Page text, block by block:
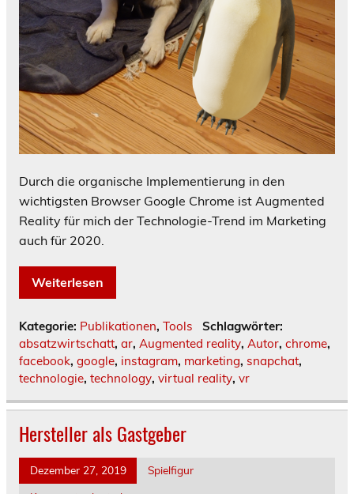
Durch die organische Implementierung in den
wichtigsten Browser Google Chrome ist Augmented
Reality für mich der Technologie-Trend im Marketing
auch für 2020.
Weiterlesen
Kategorie: Publikationen, Tools
Schlagwörter:
absatzwirtschatt, ar, Augmented reality, Autor, chrome,
facebook, google, instagram, marketing, snapchat,
technologie, technology, virtual reality, vr
Hersteller als Gastgeber
Dezember 27, 2019
Spielfigur